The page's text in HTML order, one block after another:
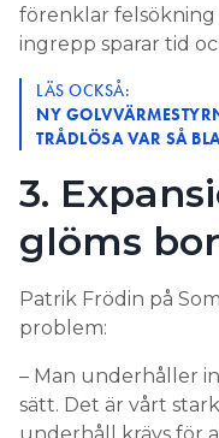
förenklar
ingrepp sparar tid
LÄS OCKSÅ:
NY
TRÅDLÖSA VAR SÅ
3.
glöms
Patrik Frödin på
problem:
– Man underhåller
sätt. Det är vårt